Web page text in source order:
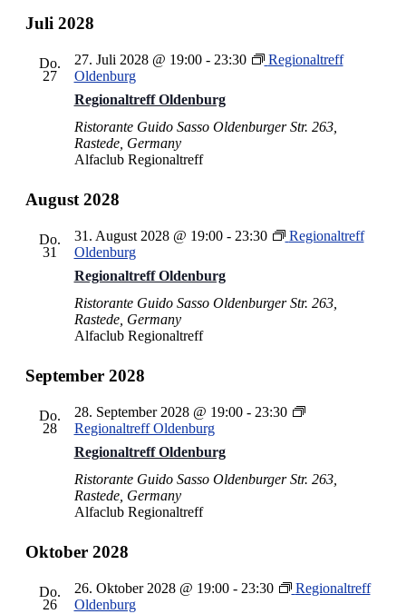
Juli 2028
Do.
27
Regionaltreff Oldenburg
27. Juli 2028 @ 19:00- 23:30
Regionaltreff
Oldenburg
Ristorante Guido Sasso Oldenburger Str. 263,
Rastede, Germany
Alfaclub Regionaltreff
August 2028
Do.
31
Regionaltreff Oldenburg
31. August 2028 @ 19:00- 23:30
Regionaltreff
Oldenburg
Ristorante Guido Sasso Oldenburger Str. 263,
Rastede, Germany
Alfaclub Regionaltreff
September 2028
Do.
28
Regionaltreff Oldenburg
28. September 2028 @ 19:00- 23:30
Regionaltreff Oldenburg
Ristorante Guido Sasso Oldenburger Str. 263,
Rastede, Germany
Alfaclub Regionaltreff
Oktober 2028
Do.
26
26. Oktober 2028 @ 19:00- 23:30
Regionaltreff
Oldenburg